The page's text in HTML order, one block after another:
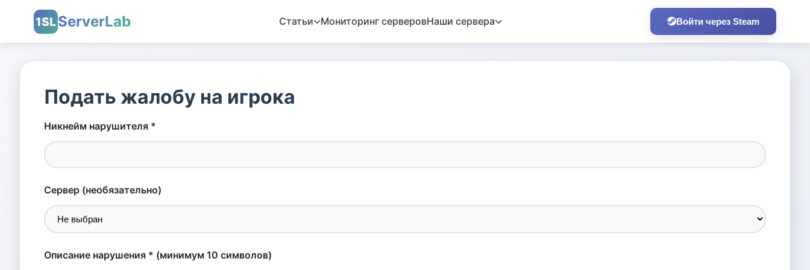
1SLServerLab Статьи Мониторинг серверовНаши сервера Войти через Steam
Подать жалобу на игрока
Никнейм нарушителя *
Сервер (необязательно)
Описание нарушения * (минимум 10 символов)